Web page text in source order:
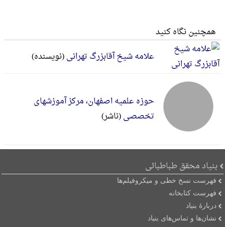
همچنین نگاه کنید
علامه شیخ آقابزرگ تهرانی(نویسنده)
حوزه علمیه اصفهان، مرکز آموزشهای
تخصصی(ناشر)
بنیاد محقق طباطبائی
فهرست نسخ خطی و میکروفیلم‌ها
فهرست کتابخانه
دربارۀ بنیاد
نشان‌ها و تماس‌های بنیاد